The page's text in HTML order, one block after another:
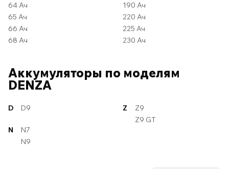
64 Ач
65 Ач
66 Ач
68 Ач
190 Ач
220 Ач
225 Ач
230 Ач
Аккумуляторы по моделям
DENZA
D D9
N
N7
N9
Z
Z9
Z9 GT